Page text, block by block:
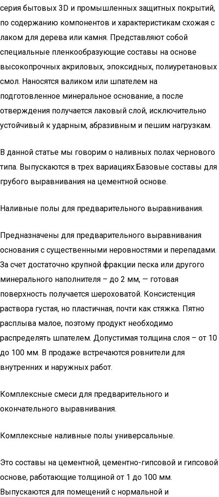
серия бытовых 3D и промышленных защитных покрытий,
по содержанию компонентов и характеристикам схожая с
лаком для дерева или камня. Представляют собой
специальные пленкообразующие составы на основе
высокопрочных акриловых, эпоксидных, полиуретановых
смол. Наносятся валиком или шпателем на
подготовленное минеральное основание, а после
отверждения получается лаковый слой, исключительно
устойчивый к ударным, абразивным и пешим нагрузкам.
В данной статье мы говорим о наливных полах чернового
типа. Выпускаются в трех вариациях:Базовые составы для
грубого выравнивания на цементной основе.
Наливные полы для предварительного выравнивания.
Предназначены для предварительного выравнивания
основания с существенными неровностями и перепадами.
За счет достаточно крупной фракции песка или другого
минерального наполнителя – до 2 мм, — готовая
поверхность получается шероховатой. Консистенция
раствора густая, но пластичная, почти как стяжка. Пятно
расплыва малое, поэтому продукт необходимо
распределять шпателем. Допустимая толщина слоя – от 10
до 100 мм. В продаже встречаются ровнители для
внутренних и наружных работ.
Комплексные смеси для предварительного и
окончательного выравнивания.
Комплексные наливные полы универсальные.
Это составы на цементной, цементно-гипсовой и гипсовой
основе, работающие толщиной от 1 до 100 мм.
Выпускаются для помещений с нормальной и